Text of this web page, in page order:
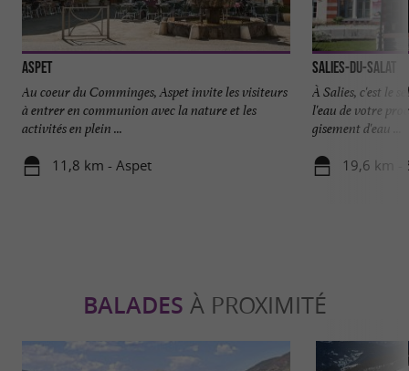
Aspet
Au coeur du Comminges, Aspet invite les visiteurs
à entrer en communion avec la nature et les
activités en plein ...
11,8 km - Aspet
Salies-du-Salat
À Salies, c'est le
l'eau de votre
gisement d'eau ...
19,6 km -
BALADES À PROXIMITÉ